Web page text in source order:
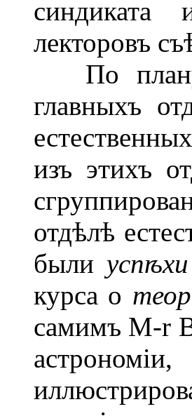
лекторовъ
По плану
главныхъ
изъ этихъ
отдѣлѣ
были успѣ
курса о
самимъ М-r